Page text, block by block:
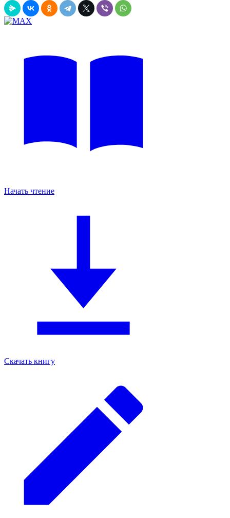
Начать чтение
Скачать книгу